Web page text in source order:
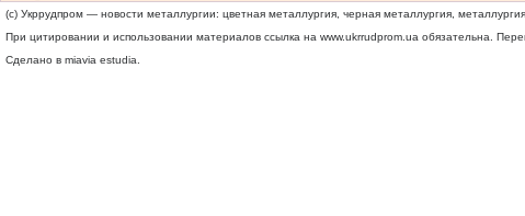
(c) Укррудпром — новости металлургии: цветная металлургия, черная металлургия,
При цитировании и использовании материалов ссылка на www.ukrrudprom.ua обязательна.
Сделано в miavia estudia.